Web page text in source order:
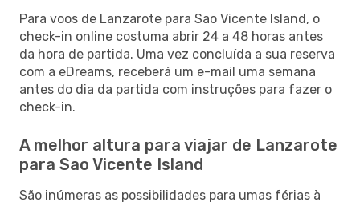
Para voos de Lanzarote para Sao Vicente Island, o
check-in online costuma abrir 24 a 48 horas antes
da hora de partida. Uma vez concluída a sua reserva
com a eDreams, receberá um e-mail uma semana
antes do dia da partida com instruções para fazer o
check-in.
A melhor altura para viajar de Lanzarote
para Sao Vicente Island
São inúmeras as possibilidades para umas férias à